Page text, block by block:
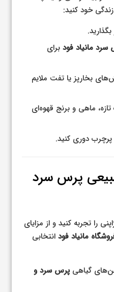
خود کنید:
مانیاد فود برای
بخارپز یا تفت ملایم
ماهی و برنج قهوه‌ای
دوری کنید.
پرس سرد
را تجربه کنید و از مزایای
مانیاد فود انتخابی
گیاهیپرس سرد و